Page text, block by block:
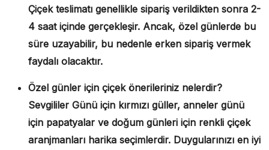
Çiçek teslimatı genellikle sipariş verildikten sonra 2-
4 saat içinde gerçekleşir. Ancak, özel günlerde bu
süre uzayabilir, bu nedenle erken sipariş vermek
faydalı olacaktır.
Özel günler için çiçek önerileriniz nelerdir?
Sevgililer Günü için kırmızı güller, anneler günü
için papatyalar ve doğum günleri için renkli çiçek
aranjmanları harika seçimlerdir. Duygularınızı en iyi